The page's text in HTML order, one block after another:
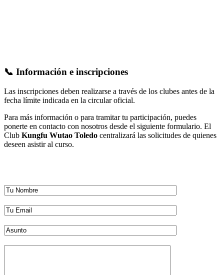
📞 Información e inscripciones
Las inscripciones deben realizarse a través de los clubes antes de la
fecha límite indicada en la circular oficial.
Para más información o para tramitar tu participación, puedes
ponerte en contacto con nosotros desde el siguiente formulario. El
Club Kungfu Wutao Toledo centralizará las solicitudes de quienes
deseen asistir al curso.